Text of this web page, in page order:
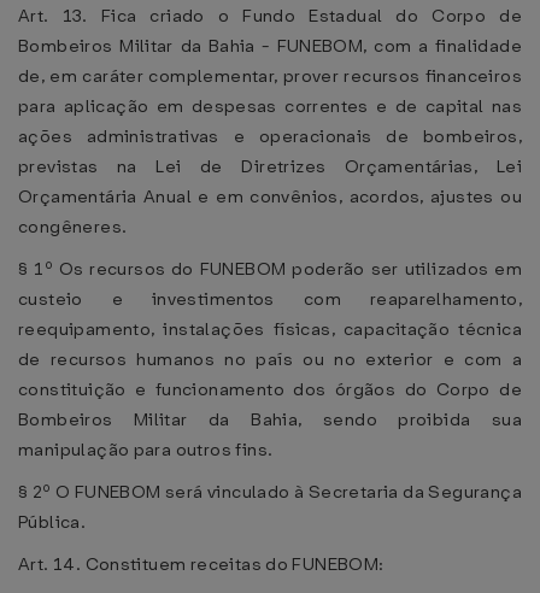
Art. 13. Fica criado o Fundo Estadual do Corpo de
Bombeiros Militar da Bahia - FUNEBOM, com a finalidade
de, em caráter complementar, prover recursos financeiros
para aplicação em despesas correntes e de capital nas
ações administrativas e operacionais de bombeiros,
previstas na Lei de Diretrizes Orçamentárias, Lei
Orçamentária Anual e em convênios, acordos, ajustes ou
congêneres.
§ 1º Os recursos do FUNEBOM poderão ser utilizados em
custeio e investimentos com reaparelhamento,
reequipamento, instalações físicas, capacitação técnica
de recursos humanos no país ou no exterior e com a
constituição e funcionamento dos órgãos do Corpo de
Bombeiros Militar da Bahia, sendo proibida sua
manipulação para outros fins.
§ 2º O FUNEBOM será vinculado à Secretaria da Segurança
Pública.
Art. 14. Constituem receitas do FUNEBOM: